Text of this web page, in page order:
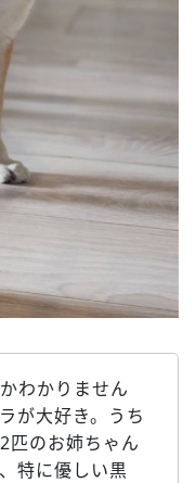
わかりません
が大好き。うち
匹のお姉ちゃん
特に優しい黒